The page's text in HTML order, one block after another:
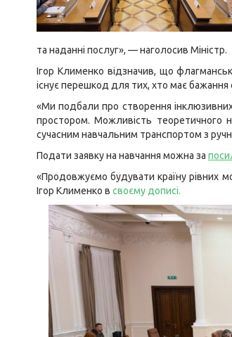
та наданні послуг», — наголосив Міністр.
Ігор Клименко відзначив, що
існує перешкод для тих, хто має бажання
«Ми подбали про створення
простором. Можливість теоретичного
сучасним навчальним транспортом з
Подати заявку на навчання можна за
«Продовжуємо будувати країну рівних
Ігор Клименко в своєму дописі.